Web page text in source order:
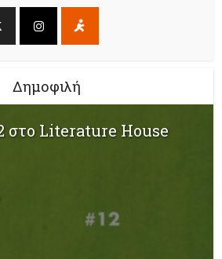
Δημοφιλή
στο Literature House